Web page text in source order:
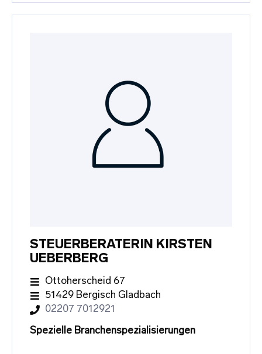
STEUERBERATERIN KIRSTEN
UEBERBERG
Ottoherscheid 67
51429 Bergisch Gladbach
02207 7012921
Spezielle Branchenspezialisierungen